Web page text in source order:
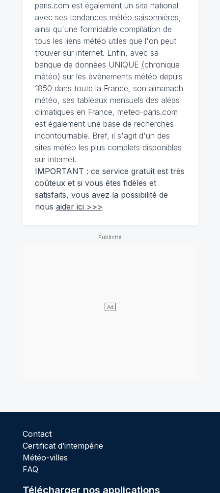
paris.com est également un site national
avec ses tendances météo saisonnières,
ainsi qu'une formidable compilation de
tous les liens météo utiles que l'on peut
trouver sur internet. Enfin, avec sa
banque de données UNIQUE (chronique
météo) sur les événements météo depuis
1850 dans toute la France, son almanach
météo, ses tableaux mensuels des aléas
climatiques en France, meteo-paris.com
est également une base de recherches
incontournable. Bref, il s'agit d'un des
sites météo les plus complets disponibles
sur internet.
IMPORTANT : ce service gratuit est très
coûteux et si vous êtes fidèles et
satisfaits, vous avez la possibilité de
nous aider ici >>>
Contact
Certificat d’intempérie
Météo-villes
FAQ
Télécharger nos applications